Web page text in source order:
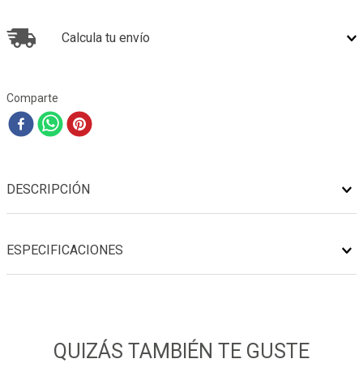
Calcula tu envío
Comparte
DESCRIPCIÓN
ESPECIFICACIONES
QUIZÁS TAMBIÉN TE GUSTE